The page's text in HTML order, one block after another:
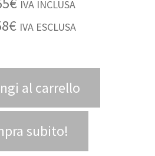
IVA INCLUSA
€ IVA ESCLUSA
al carrello
subito!